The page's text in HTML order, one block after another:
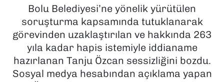
Bolu Belediyesi’ne yönelik yürütülen
soruşturma kapsamında tutuklanarak
görevinden uzaklaştırılan ve hakkında 263
yıla kadar hapis istemiyle iddianame
hazırlanan Tanju Özcan sessizliğini bozdu.
Sosyal medya hesabından açıklama yapan
MAGAZİN
POLİTİKA
SAĞLIK
Haber Arşivi